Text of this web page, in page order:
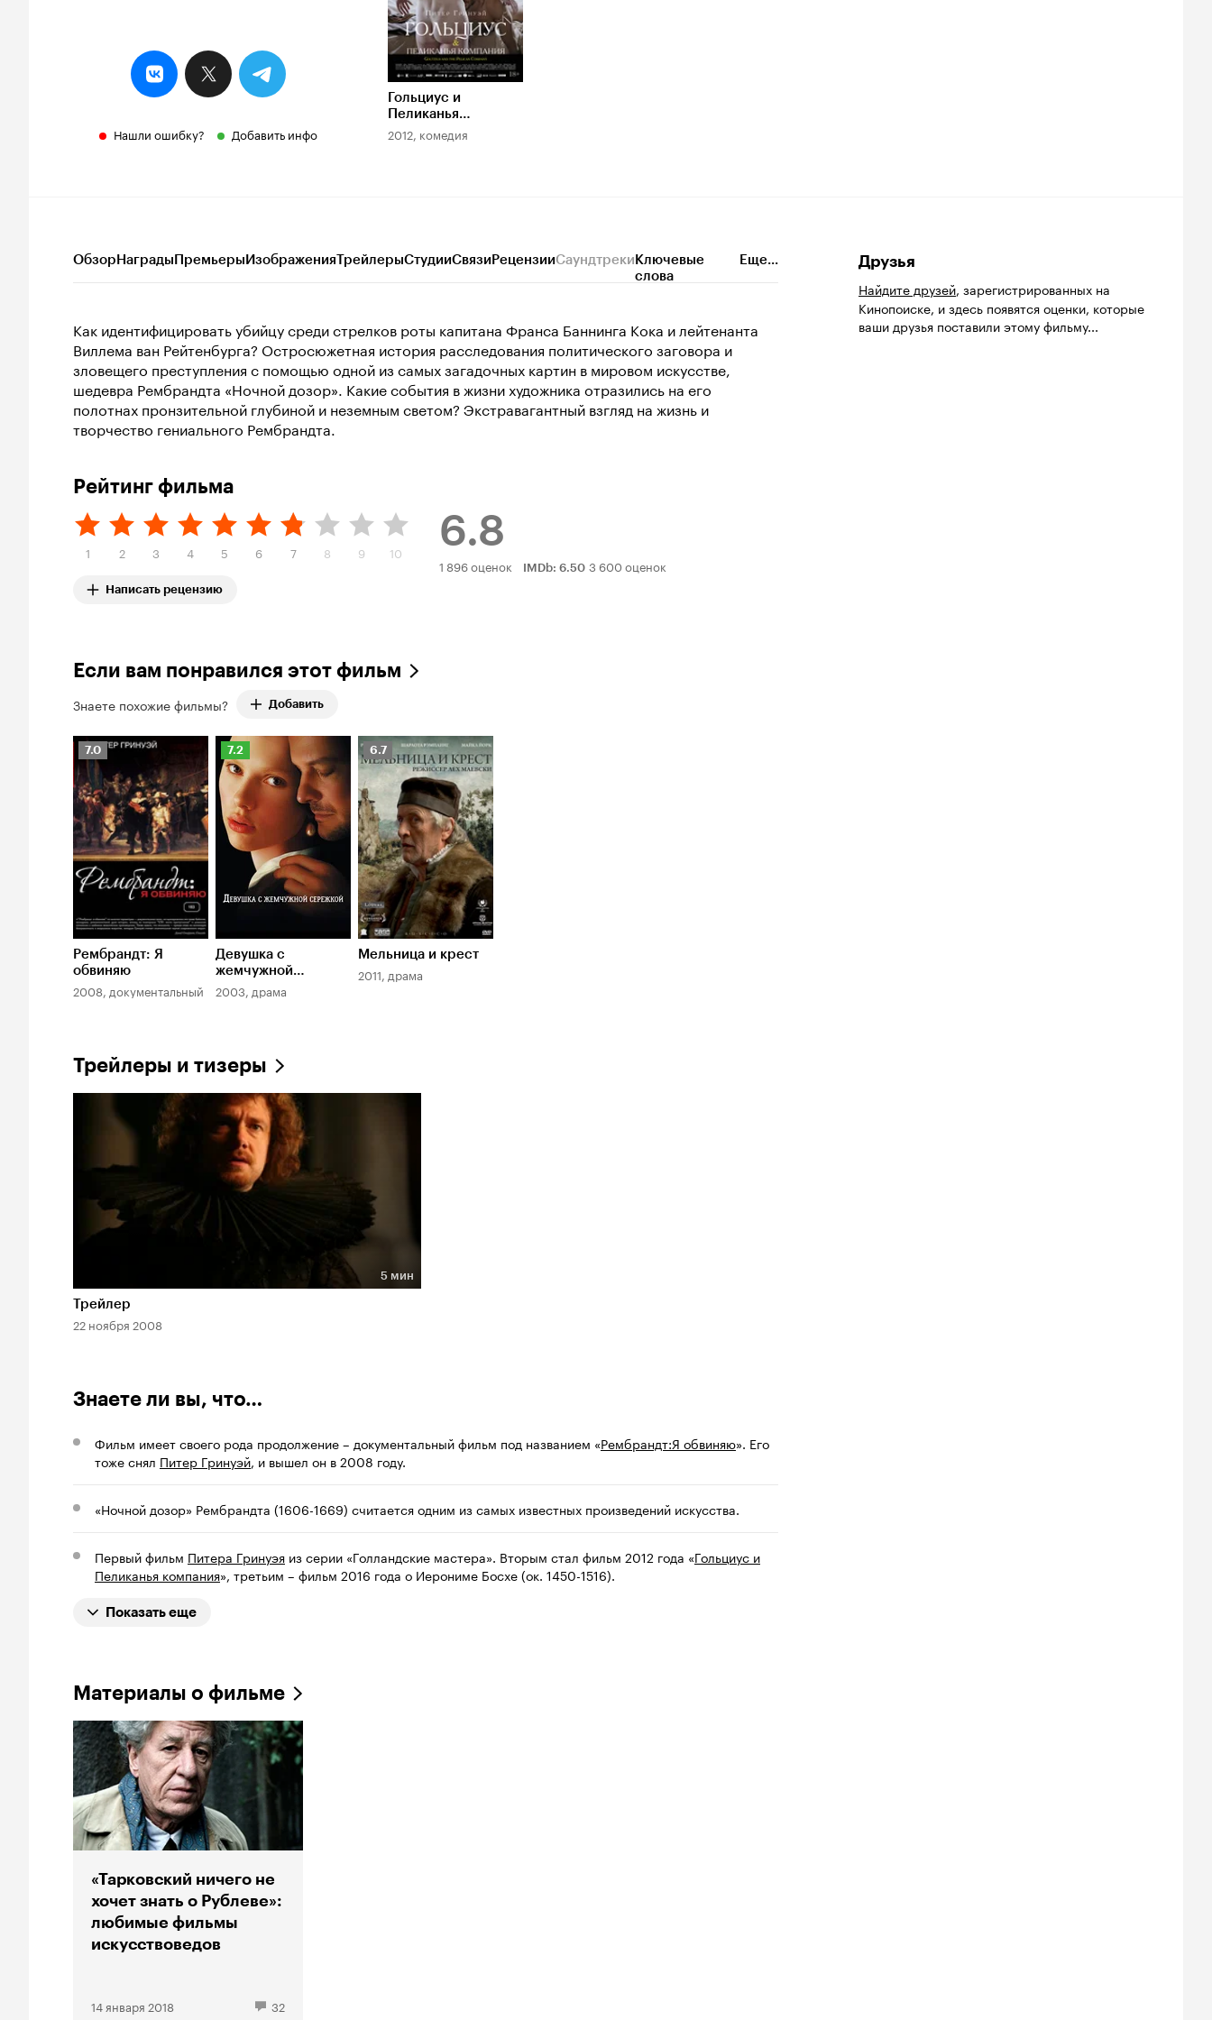
Нашли ошибку? Добавить инфо
Гольциус и
Пеликанья
компания
2012, комедия
ОбзорНаградыПремьерыИзображенияТрейлерыСтудииСвязиРецензииСаундтрекиКлючевые
слова
Еще...
Как идентифицировать убийцу среди стрелков роты капитана Франса Баннинга Кока и лейтенанта
Виллема ван Рейтенбурга? Остросюжетная история расследования политического заговора и
зловещего преступления с помощью одной из самых загадочных картин в мировом искусстве,
шедевра Рембрандта «Ночной дозор». Какие события в жизни художника отразились на его
полотнах пронзительной глубиной и неземным светом? Экстравагантный взгляд на жизнь и
творчество гениального Рембрандта.
Рейтинг фильма
1 2 3 4 5 6 7 8 9 10
Написать рецензию
6.8
Рейтинг
1 896 оценок IMDb: 6.50 3 600 оценок
Если вам понравился этот фильм
Знаете похожие фильмы? Добавить
Рейтинг
Кинопоиска
7.0
7.0
Рембрандт: Я
обвиняю
2008, документальный
Рейтинг
Кинопоиска
7.2
7.2
Девушка с
жемчужной
сережкой
2003, драма
Рейтинг
Кинопоиска
6.7
6.7
Мельница и крест
2011, драма
Трейлеры и тизеры
Длительность 5 мин
5 мин
Трейлер
22 ноября 2008
Знаете ли вы, что…
Фильм имеет своего рода продолжение – документальный фильм под названием «Рембрандт:Я обвиняю». Его
тоже снял Питер Гринуэй, и вышел он в 2008 году.
«Ночной дозор» Рембрандта (1606-1669) считается одним из самых известных произведений искусства.
Первый фильм Питера Гринуэя из серии «Голландские мастера». Вторым стал фильм 2012 года «Гольциус и
Пеликанья компания», третьим – фильм 2016 года о Иерониме Босхе (ок. 1450-1516).
Показать еще
Материалы о фильме
«Тарковский ничего не
хочет знать о Рублеве»:
любимые фильмы
искусствоведов
14 января 2018 32
Друзья
Найдите друзей, зарегистрированных на
Кинопоиске, и здесь появятся оценки, которые
ваши друзья поставили этому фильму...